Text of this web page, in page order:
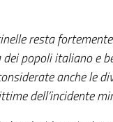
resta
popoli italiano e
anche le
dell’incidente